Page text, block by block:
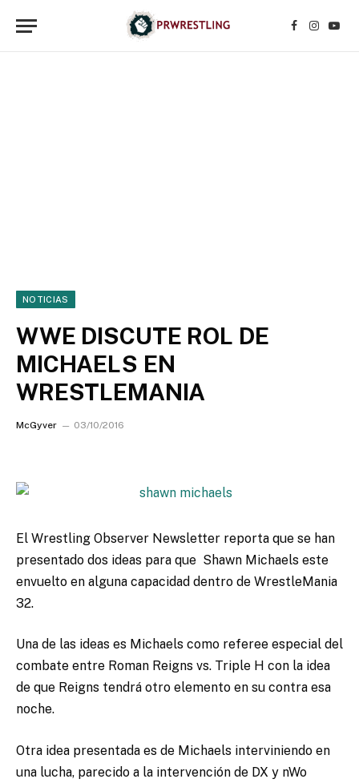
Facebook
NOTICIAS
WWE DISCUTE ROL DE
MICHAELS EN
WRESTLEMANIA
McGyver 03/10/2016
El Wrestling Observer Newsletter reporta que se han
presentado dos ideas para que Shawn Michaels este
envuelto en alguna capacidad dentro de WrestleMania
32.
Una de las ideas es Michaels como referee especial del
combate entre Roman Reigns vs. Triple H con la idea
de que Reigns tendrá otro elemento en su contra esa
noche.
Otra idea presentada es de Michaels interviniendo en
una lucha, parecido a la intervención de DX y nWo